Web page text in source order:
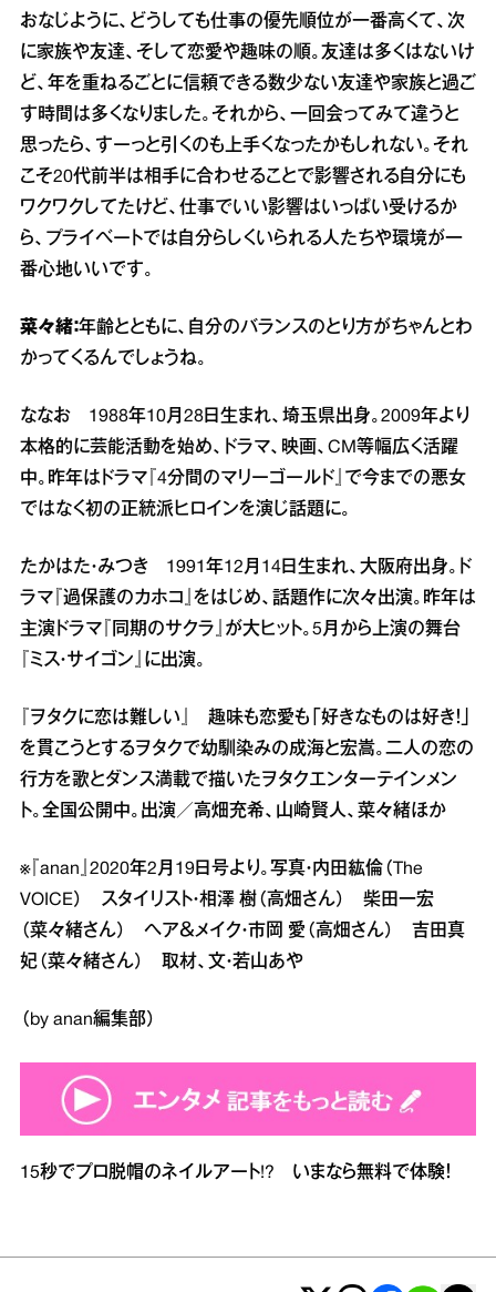
おなじように、どうしても仕事の優先順位が一番高くて、次
に家族や友達、そして恋愛や趣味の順。友達は多くはないけ
ど、年を重ねるごとに信頼できる数少ない友達や家族と過ご
す時間は多くなりました。それから、一回会ってみて違うと
思ったら、すーっと引くのも上手くなったかもしれない。それ
こそ20代前半は相手に合わせることで影響される自分にも
ワクワクしてたけど、仕事でいい影響はいっぱい受けるか
ら、プライベートでは自分らしくいられる人たちや環境が一
番心地いいです。
菜々緒：年齢とともに、自分のバランスのとり方がちゃんとわ
かってくるんでしょうね。
ななお 1988年10月28日生まれ、埼玉県出身。2009年より
本格的に芸能活動を始め、ドラマ、映画、CM等幅広く活躍
中。昨年はドラマ『4分間のマリーゴールド』で今までの悪女
ではなく初の正統派ヒロインを演じ話題に。
たかはた・みつき 1991年12月14日生まれ、大阪府出身。ド
ラマ『過保護のカホコ』をはじめ、話題作に次々出演。昨年は
主演ドラマ『同期のサクラ』が大ヒット。5月から上演の舞台
『ミス・サイゴン』に出演。
『ヲタクに恋は難しい』 趣味も恋愛も「好きなものは好き！」
を貫こうとするヲタクで幼馴染みの成海と宏嵩。二人の恋の
行方を歌とダンス満載で描いたヲタクエンターテインメン
ト。全国公開中。出演／高畑充希、山崎賢人、菜々緒ほか
※『anan』2020年2月19日号より。写真・内田紘倫（The
VOICE） スタイリスト・相澤 樹（高畑さん） 柴田一宏
（菜々緒さん） ヘア＆メイク・市岡 愛（高畑さん） 吉田真
妃（菜々緒さん） 取材、文・若山あや
（by anan編集部）
15秒でプロ脱帽のネイルアート!? いまなら無料で体験！